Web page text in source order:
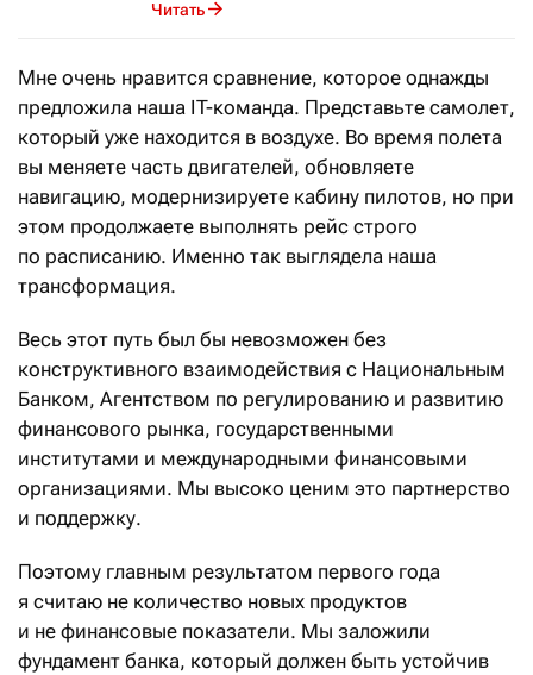
Читать
Мне очень нравится сравнение, которое однажды
предложила наша IT-команда. Представьте самолет,
который уже находится в воздухе. Во время полета
вы меняете часть двигателей, обновляете
навигацию, модернизируете кабину пилотов, но при
этом продолжаете выполнять рейс строго
по расписанию. Именно так выглядела наша
трансформация.
Весь этот путь был бы невозможен без
конструктивного взаимодействия с Национальным
Банком, Агентством по регулированию и развитию
финансового рынка, государственными
институтами и международными финансовыми
организациями. Мы высоко ценим это партнерство
и поддержку.
Поэтому главным результатом первого года
я считаю не количество новых продуктов
и не финансовые показатели. Мы заложили
фундамент банка, который должен быть устойчив